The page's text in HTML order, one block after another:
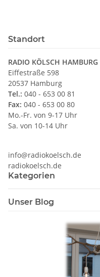
Standort
RADIO KÖLSCH HAMBURG
Eiffestraße 598
20537 Hamburg
Tel.: 040 - 653 00 81
Fax: 040 - 653 00 80
Mo.-Fr. von 9-17 Uhr
Sa. von 10-14 Uhr
info@radiokoelsch.de
radiokoelsch.de
Kategorien
Unser Blog